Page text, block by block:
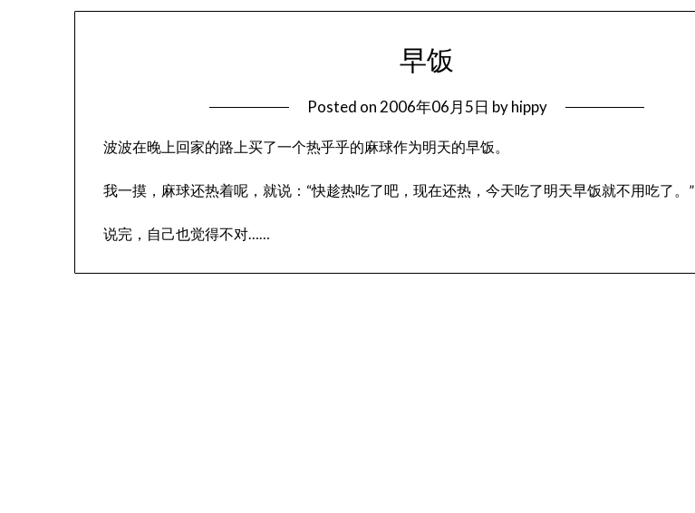
早饭
Posted on 2006年06月5日 byhippy
波波在晚上回家的路上买了一个热乎乎的麻球作为明天的早饭。
我一摸，麻球还热着呢，就说：“快趁热吃了吧，现在还热，今天吃了明天早饭就不用吃了。”
说完，自己也觉得不对……